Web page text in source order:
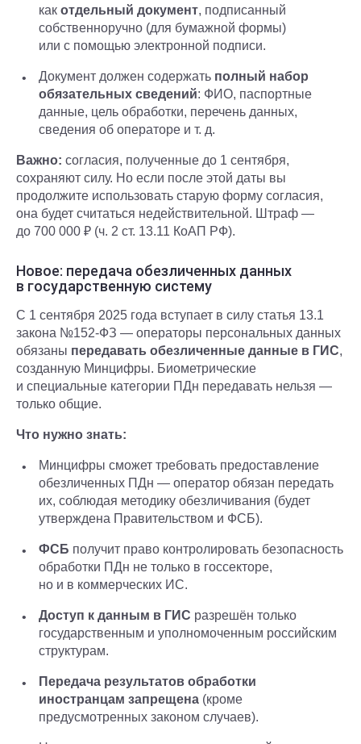
как отдельный документ, подписанный
собственноручно (для бумажной формы)
или с помощью электронной подписи.
Документ должен содержать полный набор
обязательных сведений: ФИО, паспортные
данные, цель обработки, перечень данных,
сведения об операторе и т. д.
Важно: согласия, полученные до 1 сентября,
сохраняют силу. Но если после этой даты вы
продолжите использовать старую форму согласия,
она будет считаться недействительной. Штраф —
до 700 000 ₽ (ч. 2 ст. 13.11 КоАП РФ).
Новое: передача обезличенных данных
в государственную систему
С 1 сентября 2025 года вступает в силу статья 13.1
закона №152-ФЗ — операторы персональных данных
обязаны передавать обезличенные данные в ГИС,
созданную Минцифры. Биометрические
и специальные категории ПДн передавать нельзя —
только общие.
Что нужно знать:
Минцифры сможет требовать предоставление
обезличенных ПДн — оператор обязан передать
их, соблюдая методику обезличивания (будет
утверждена Правительством и ФСБ).
ФСБ получит право контролировать безопасность
обработки ПДн не только в госсекторе,
но и в коммерческих ИС.
Доступ к данным в ГИС разрешён только
государственным и уполномоченным российским
структурам.
Передача результатов обработки
иностранцам запрещена (кроме
предусмотренных законом случаев).